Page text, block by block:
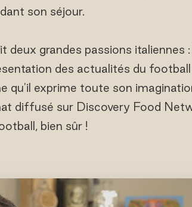
son séjour.
deux grandes passions italiennes :
des actualités du
qu'il exprime toute son
diffusé sur Discovery Food
bien sûr !